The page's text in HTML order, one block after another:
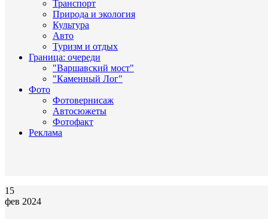
Транспорт
Природа и экология
Культура
Авто
Туризм и отдых
Граница: очереди
"Варшавский мост"
"Каменный Лог"
Фото
Фотовернисаж
Автосюжеты
Фотофакт
Реклама
15
фев 2024